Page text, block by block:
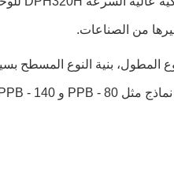
من الصناعات.
بنية النوع المسطح